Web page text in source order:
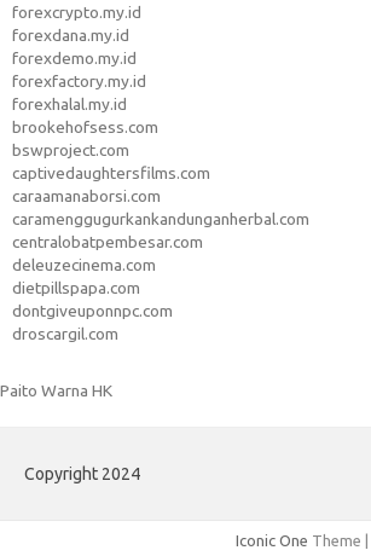
forexcrypto.my.id
forexdana.my.id
forexdemo.my.id
forexfactory.my.id
forexhalal.my.id
brookehofsess.com
bswproject.com
captivedaughtersfilms.com
caraamanaborsi.com
caramenggugurkankandunganherbal.com
centralobatpembesar.com
deleuzecinema.com
dietpillspapa.com
dontgiveuponnpc.com
droscargil.com
Paito Warna HK
Copyright 2024
Iconic One Theme